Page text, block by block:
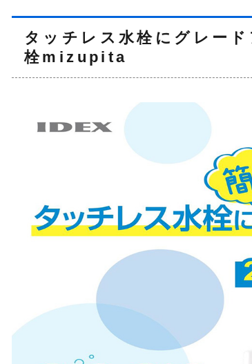
油空
冷暖
バル
作業
シー
タッチレス水栓にグレー
栓mizupita